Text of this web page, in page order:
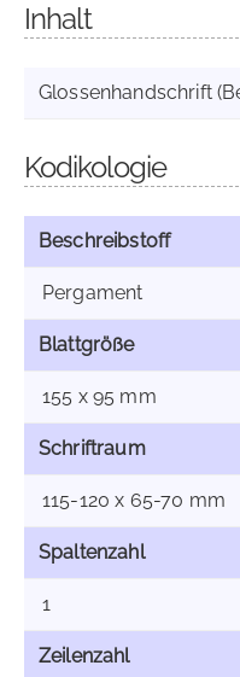
Inhalt
Glossenhandschrift
Kodikologie
Beschreibstoff
Pergament
Blattgröße
155 x 95 mm
Schriftraum
115-120 x 65-70 mm
Spaltenzahl
1
Zeilenzahl